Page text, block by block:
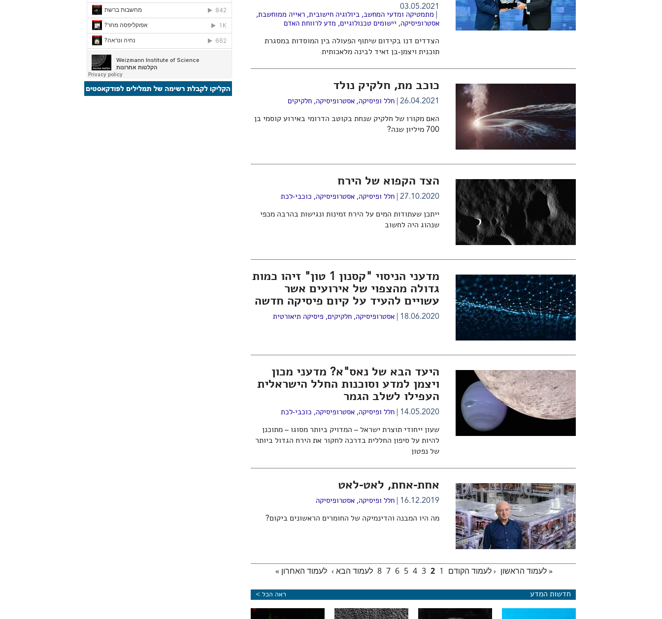
03.05.2021
מתמטיקה ומדעי המחשב,ביולוגיה חישובית,ראייה ממוחשבת,
אסטרופיסיקה, יישומים טכנולוגיים, מדע לרווחת האדם
הצדדים דנו בקידום שיתוף הפעולה בין המוסדות במסגרת
תוכנית ויצמן-בן זאיד לבינה מלאכותית
כוכב מת, חלקיק נולד
26.04.2021 חלל ופיסיקה,אסטרופיסיקה,חלקיקים
האם מקורו של חלקיק שנחת בקוטב הדרומי באירוע קוסמי בן
700 מיליון שנה?
הצד הקפוא של הירח
27.10.2020 חלל ופיסיקה,אסטרופיסיקה, כוכבי-לכת
ייתכן שעתודות המים על הירח זמינות ונגישות בהרבה מכפי
שנהוג היה לחשוב
מדעני הניסוי "קסנון 1 טון" זיהו כמות
גדולה מהצפוי של אירועים אשר
עשויים להעיד על קיום פיסיקה חדשה
18.06.2020 אסטרופיסיקה,חלקיקים, פיסיקה תיאורטית
היעד הבא של נאס"א? מדעני מכון
ויצמן למדע וסוכנות החלל הישראלית
העפילו לשלב הגמר
14.05.2020 חלל ופיסיקה,אסטרופיסיקה, כוכבי-לכת
שעון ייחודי תוצרת ישראל – המדויק ביותר מסוגו – מתוכנן
להיות על סיפון החללית בדרכה לחקור את הירח הגדול ביותר
של נפטון
אחת-אחת, לאט-לאט
16.12.2019 חלל ופיסיקה,אסטרופיסיקה
מה היו המבנה והדינמיקה של החומרים הראשונים ביקום?
« לעמוד הראשון ‹ לעמוד הקודם 1
2
3
4
5
6
7
8 לעמוד הבא › לעמוד האחרון »
חדשות המדע ראה הכל >